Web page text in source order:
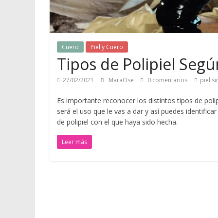
a
r
a
Cuero Piel y Cuero
Tipos de Polipiel
27/02/2021 MaraOse 0 comentarios piel
Es importante reconocer los distintos tipos de
será el uso que le vas a dar y así puedes
de polipiel con el que haya sido hecha.
Leer más